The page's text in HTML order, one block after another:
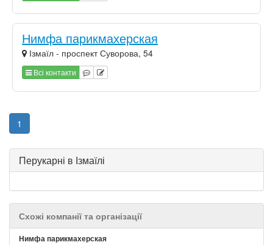
Нимфа парикмахерская
Ізмаїл - проспект Суворова, 54
Всі контакти
1
Перукарні в Ізмаїлі
Схожі компанії та організації
Нимфа парикмахерская